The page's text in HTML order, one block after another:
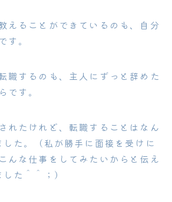
えることができているのも、自分
す。
職するのも、主人にずっと辞めた
です。
れたけれど、転職することはなん
た。（私が勝手に面接を受けに
んな仕事をしてみたいからと伝え
た＾＾；）